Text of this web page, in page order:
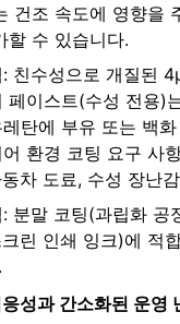
건조 속도에 영향을
할 수 있습니다.
친수성으로 개질된
페이스트(수성 전용)
탄에 부유 또는 백
환경 코팅 요구 사
차 도료, 수성 장난
분말 코팅(과립화 공
린 인쇄 잉크)에 적
성과 간소화된 운영